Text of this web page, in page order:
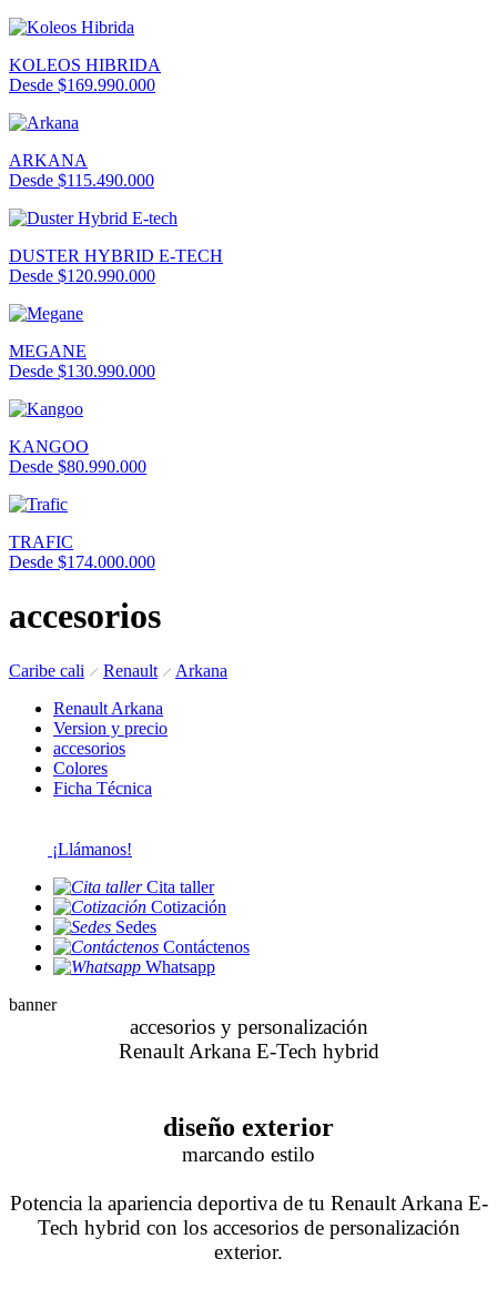
KOLEOS HIBRIDA
Desde $169.990.000
ARKANA
Desde $115.490.000
DUSTER HYBRID E-TECH
Desde $120.990.000
MEGANE
Desde $130.990.000
KANGOO
Desde $80.990.000
TRAFIC
Desde $174.000.000
accesorios
Caribe cali Renault
Arkana
Renault Arkana
Version y precio
accesorios
Colores
Ficha Técnica
¡Llámanos!
Cita taller
Cotización
Sedes
Contáctenos
Whatsapp
banner
accesorios y personalización
Renault Arkana E-Tech hybrid
diseño exterior
marcando estilo
Potencia la apariencia deportiva de tu Renault Arkana E-
Tech hybrid con los accesorios de personalización
exterior.